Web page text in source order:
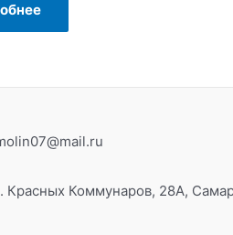
Красных Коммунаров, 28А,